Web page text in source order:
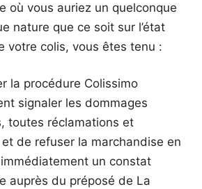
où vous auriez un quelconque
nature que ce soit sur l’état
votre colis, vous êtes tenu :
la procédure Colissimo
signaler les dommages
toutes réclamations et
de refuser la marchandise en
un constat
auprès du préposé de La